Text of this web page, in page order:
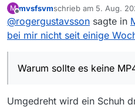
ohne
keine MP4-
überall.
Log-File
verstehe
M mvsfsvmschrieb am 5. Aug.
zuletzt editiert von
@rogergustavsson sagte in
bei mir nicht seit einige
Warum sollte es keine
Umgedreht wird ein Schuh